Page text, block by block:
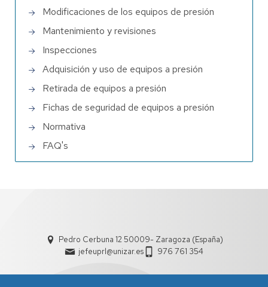
Modificaciones de los equipos de presión
Mantenimiento y revisiones
Inspecciones
Adquisición y uso de equipos a presión
Retirada de equipos a presión
Fichas de seguridad de equipos a presión
Normativa
FAQ's
Pedro Cerbuna 12 50009- Zaragoza (España)
jefeuprl@unizar.es
976 761 354